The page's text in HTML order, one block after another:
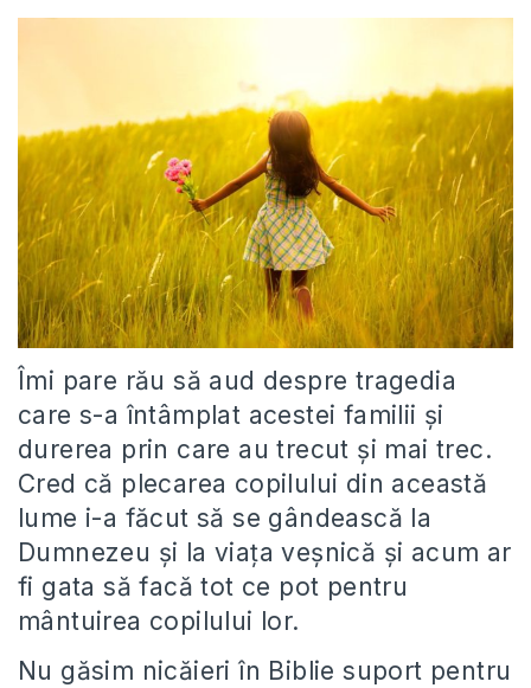
Îmi pare rău să aud despre tragedia
care s-a întâmplat acestei familii și
durerea prin care au trecut și mai trec.
Cred că plecarea copilului din această
lume i-a făcut să se gândească la
Dumnezeu și la viața veșnică și acum ar
fi gata să facă tot ce pot pentru
mântuirea copilului lor.
Nu găsim nicăieri în Biblie suport pentru